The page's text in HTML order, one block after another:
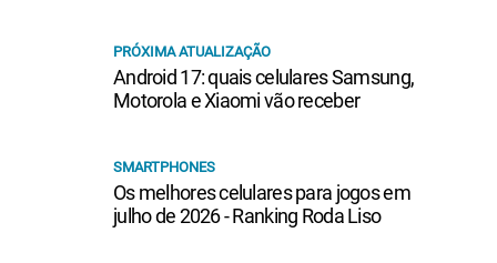
PRÓXIMA ATUALIZAÇÃO
Android 17: quais celulares Samsung,
Motorola e Xiaomi vão receber
SMARTPHONES
Os melhores celulares para jogos em
julho de 2026 - Ranking Roda Liso